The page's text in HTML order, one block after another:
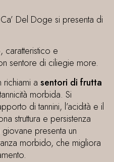
Ca’ Del Doge si presenta di
, caratteristico e
sentore di ciliegie more.
a sentori di frutta
morbida. Si
di tannini, l’acidità e il
struttura e persistenza
presenta un
morbido, che migliora